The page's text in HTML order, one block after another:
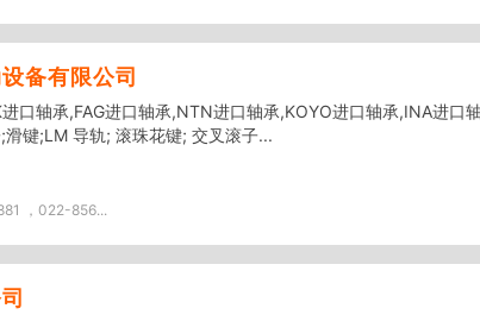
备有限公司
口轴承,FAG进口轴承,NTN进口轴承,KOYO进口轴承,INA进
键;LM 导轨; 滚珠花键; 交叉滚子...
，022-856...